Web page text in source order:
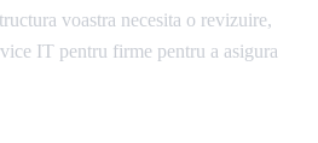
voastra necesita o revizuire,
IT pentru firme pentru a asigura